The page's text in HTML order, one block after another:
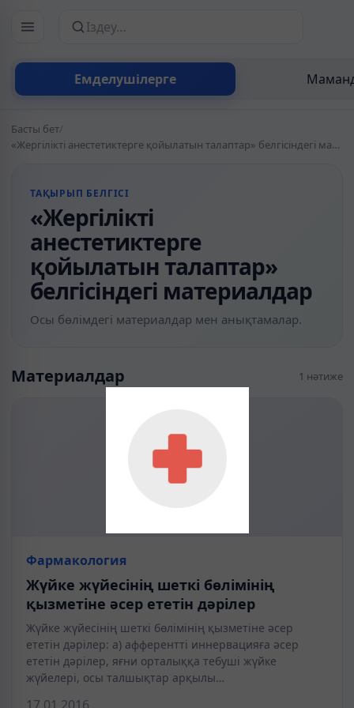
Емделушілерге
Сайттан іздеу
Басты бет/
«Жергілікті анестетиктерге қойылатын талаптар» белгісіндегі материалдар
ТАҚЫРЫП БЕЛГІСІ
«Жергілікті
анестетиктерге
қойылатын талаптар»
белгісіндегі материалдар
Осы бөлімдегі материалдар мен анықтамалар.
Материалдар 1 нәтиже
Фармакология
Жүйке жүйесінің шеткі бөлімінің
қызметіне әсер ететін дәрілер
Жүйке жүйесінің шеткі бөлімінің қызметіне әсер
ететін дәрілер: а) афферентті иннервацияға әсер
ететін дәрілер, яғни орталыққа тебуші жүйке
жүйелері, осы талшықтар арқылы…